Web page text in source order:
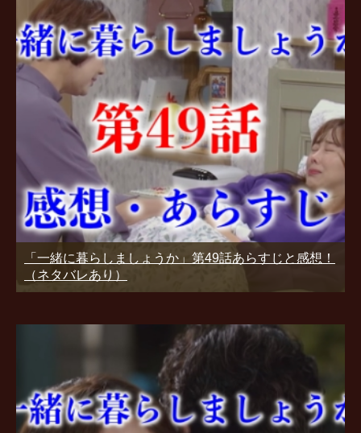
「一緒に暮らしましょうか」第49話あらすじと感想！
（ネタバレあり）